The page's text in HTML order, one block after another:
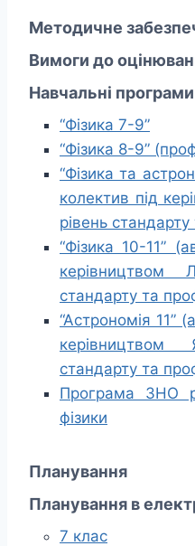
Методичне
Вимоги до
Навчальні
“Фізика 7-9”
“Фізика 8-9”
“Фізика та
колектив під
рівень
“Фізика 10-11”
керівництвом
стандарту та
“Астрономія 11”
стандарту та
Програма ЗНО
фізики
Планування
Планування в
7 клас